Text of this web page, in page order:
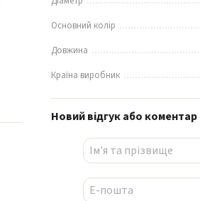
Основний колір
Довжина
Країна виробник
Новий відгук або коментар